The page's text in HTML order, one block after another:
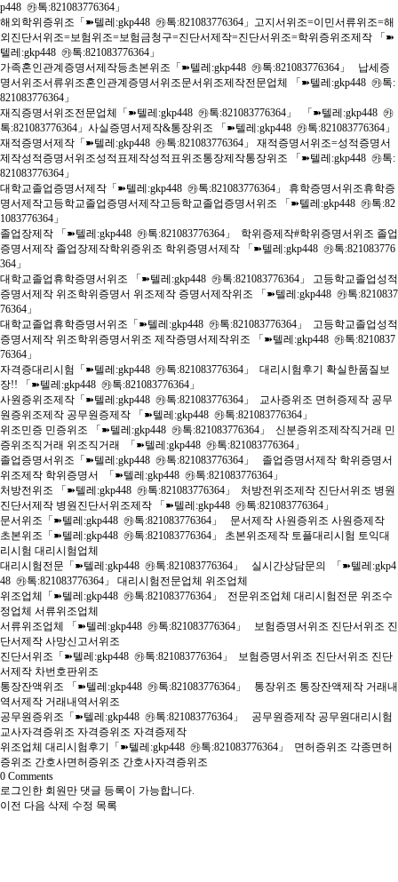
p448 ㉸톡:821083776364」
해외학위증위조「➽텔레:gkp448 ㉸톡:821083776364」고지서위조=이민서류위조=해
외진단서위조=보험위조=보험금청구=진단서제작=진단서위조=학위증위조제작 「➽
텔레:gkp448 ㉸톡:821083776364」
가족혼인관계증명서제작등초본위조「➽텔레:gkp448 ㉸톡:821083776364」 납세증
명서위조서류위조혼인관계증명서위조문서위조제작전문업체 「➽텔레:gkp448 ㉸톡:
821083776364」
재직증명서위조전문업체「➽텔레:gkp448 ㉸톡:821083776364」 「➽텔레:gkp448 ㉸
톡:821083776364」사실증명서제작&통장위조 「➽텔레:gkp448 ㉸톡:821083776364」
재적증명서제작「➽텔레:gkp448 ㉸톡:821083776364」 재적증명서위조=성적증명서
제작성적증명서위조성적표제작성적표위조통장제작통장위조 「➽텔레:gkp448 ㉸톡:
821083776364」
대학교졸업증명서제작「➽텔레:gkp448 ㉸톡:821083776364」 휴학증명서위조휴학증
명서제작고등학교졸업증명서제작고등학교졸업증명서위조 「➽텔레:gkp448 ㉸톡:82
1083776364」
졸업장제작 「➽텔레:gkp448 ㉸톡:821083776364」 학위증제작#학위증명서위조 졸업
증명서제작 졸업장제작학위증위조 학위증명서제작 「➽텔레:gkp448 ㉸톡:821083776
364」
대학교졸업휴학증명서위조 「➽텔레:gkp448 ㉸톡:821083776364」 고등학교졸업성적
증명서제작 위조학위증명서 위조제작 증명서제작위조 「➽텔레:gkp448 ㉸톡:8210837
76364」
대학교졸업휴학증명서위조「➽텔레:gkp448 ㉸톡:821083776364」 고등학교졸업성적
증명서제작 위조학위증명서위조 제작증명서제작위조 「➽텔레:gkp448 ㉸톡:8210837
76364」
자격증대리시험「➽텔레:gkp448 ㉸톡:821083776364」 대리시험후기 확실한품질보
장!! 「➽텔레:gkp448 ㉸톡:821083776364」
사원증위조제작「➽텔레:gkp448 ㉸톡:821083776364」 교사증위조 면허증제작 공무
원증위조제작 공무원증제작 「➽텔레:gkp448 ㉸톡:821083776364」
위조민증 민증위조 「➽텔레:gkp448 ㉸톡:821083776364」 신분증위조제작직거래 민
증위조직거래 위조직거래 「➽텔레:gkp448 ㉸톡:821083776364」
졸업증명서위조「➽텔레:gkp448 ㉸톡:821083776364」 졸업증명서제작 학위증명서
위조제작 학위증명서 「➽텔레:gkp448 ㉸톡:821083776364」
처방전위조 「➽텔레:gkp448 ㉸톡:821083776364」 처방전위조제작 진단서위조 병원
진단서제작 병원진단서위조제작 「➽텔레:gkp448 ㉸톡:821083776364」
문서위조「➽텔레:gkp448 ㉸톡:821083776364」 문서제작 사원증위조 사원증제작
초본위조「➽텔레:gkp448 ㉸톡:821083776364」 초본위조제작 토플대리시험 토익대
리시험 대리시험업체
대리시험전문「➽텔레:gkp448 ㉸톡:821083776364」 실시간상담문의 「➽텔레:gkp4
48 ㉸톡:821083776364」 대리시험전문업체 위조업체
위조업체「➽텔레:gkp448 ㉸톡:821083776364」 전문위조업체 대리시험전문 위조수
정업체 서류위조업체
서류위조업체 「➽텔레:gkp448 ㉸톡:821083776364」 보험증명서위조 진단서위조 진
단서제작 사망신고서위조
진단서위조「➽텔레:gkp448 ㉸톡:821083776364」 보험증명서위조 진단서위조 진단
서제작 차번호판위조
통장잔액위조 「➽텔레:gkp448 ㉸톡:821083776364」 통장위조 통장잔액제작 거래내
역서제작 거래내역서위조
공무원증위조「➽텔레:gkp448 ㉸톡:821083776364」 공무원증제작 공무원대리시험
교사자격증위조 자격증위조 자격증제작
위조업체 대리시험후기「➽텔레:gkp448 ㉸톡:821083776364」 면허증위조 각종면허
증위조 간호사면허증위조 간호사자격증위조
0 Comments
로그인한 회원만 댓글 등록이 가능합니다.
이전 다음 삭제 수정 목록